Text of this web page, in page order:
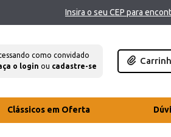
Insira o seu CEP para
como convidado
o login ou cadastre-se
Clássicos em Oferta